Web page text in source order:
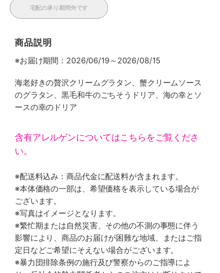
宅配の承り期間外です
商品説明
※お届け期間：2026/06/19～2026/08/15
海老好きの贅沢クリームグラタン、蟹クリームソース
のグラタン、黒毛和牛のごちそうドリア、海の幸とソ
ースの幸のドリア
含有アレルゲンについてはこちらをご覧くださ
い。
※配送料込み：商品代金に配送料が含まれます。
※本体価格の一部は、希望価格を表示している場合が
ございます。
※写真はイメージとなります。
※繁忙期または自然災害、その他の不測の事態に伴う
影響により、商品のお届けが困難な地域、またはご指
定日などご希望にそえない場合がございます。
※暴力団排除条例の施行及び警察からのご指導によ